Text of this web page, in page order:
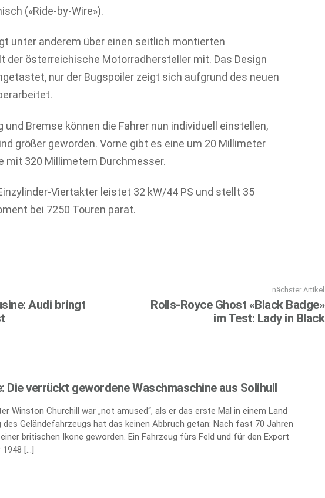
(«Ride-by-Wire»).
unter anderem über einen seitlich montierten
der österreichische Motorradhersteller mit. Das Design
nur der Bugspoiler zeigt sich aufgrund des neuen
und Bremse können die Fahrer nun individuell einstellen,
größer geworden. Vorne gibt es eine um 20 Millimeter
mit 320 Millimetern Durchmesser.
Viertakter leistet 32 kW/44 PS und stellt 35
bei 7250 Touren parat.
Audi bringt
nächster Artikel
Rolls-Royce Ghost «Black Badge»
im Test: Lady in Black
Die verrückt gewordene Waschmaschine aus Solihull
Winston Churchill war „not amused“, als er das erste Mal in einem Land
Geländefahrzeugs hat das keinen Abbruch getan: Nach fast 70 Jahren
britischen Ikone geworden. Ein Fahrzeug fürs Feld und für den Export
[…]